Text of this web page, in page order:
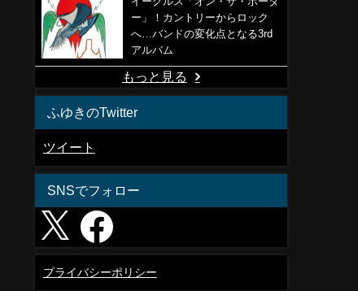
ー」！カントリーからロック
へ…バンドの変化点となる3rd
アルバム
もっと見る
ふゆきのTwitter
ツイート
SNSでフォロー
プライバシーポリシー